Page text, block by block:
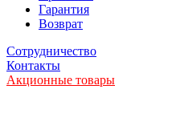
Гарантия
Возврат
Сотрудничество
Контакты
Акционные товары